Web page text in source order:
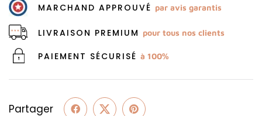
MARCHAND APPROUVÉ par avis garantis
LIVRAISON PREMIUM pour tous nos clients
PAIEMENT SÉCURISÉ à 100%
Partager